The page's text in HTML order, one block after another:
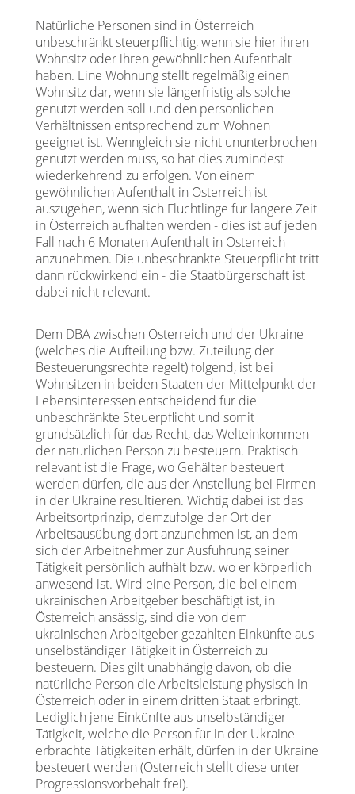
Natürliche Personen sind in Österreich
unbeschränkt steuerpflichtig, wenn sie hier ihren
Wohnsitz oder ihren gewöhnlichen Aufenthalt
haben. Eine Wohnung stellt regelmäßig einen
Wohnsitz dar, wenn sie längerfristig als solche
genutzt werden soll und den persönlichen
Verhältnissen entsprechend zum Wohnen
geeignet ist. Wenngleich sie nicht ununterbrochen
genutzt werden muss, so hat dies zumindest
wiederkehrend zu erfolgen. Von einem
gewöhnlichen Aufenthalt in Österreich ist
auszugehen, wenn sich Flüchtlinge für längere Zeit
in Österreich aufhalten werden - dies ist auf jeden
Fall nach 6 Monaten Aufenthalt in Österreich
anzunehmen. Die unbeschränkte Steuerpflicht tritt
dann rückwirkend ein - die Staatbürgerschaft ist
dabei nicht relevant.
Dem DBA zwischen Österreich und der Ukraine
(welches die Aufteilung bzw. Zuteilung der
Besteuerungsrechte regelt) folgend, ist bei
Wohnsitzen in beiden Staaten der Mittelpunkt der
Lebensinteressen entscheidend für die
unbeschränkte Steuerpflicht und somit
grundsätzlich für das Recht, das Welteinkommen
der natürlichen Person zu besteuern. Praktisch
relevant ist die Frage, wo Gehälter besteuert
werden dürfen, die aus der Anstellung bei Firmen
in der Ukraine resultieren. Wichtig dabei ist das
Arbeitsortprinzip, demzufolge der Ort der
Arbeitsausübung dort anzunehmen ist, an dem
sich der Arbeitnehmer zur Ausführung seiner
Tätigkeit persönlich aufhält bzw. wo er körperlich
anwesend ist. Wird eine Person, die bei einem
ukrainischen Arbeitgeber beschäftigt ist, in
Österreich ansässig, sind die von dem
ukrainischen Arbeitgeber gezahlten Einkünfte aus
unselbständiger Tätigkeit in Österreich zu
besteuern. Dies gilt unabhängig davon, ob die
natürliche Person die Arbeitsleistung physisch in
Österreich oder in einem dritten Staat erbringt.
Lediglich jene Einkünfte aus unselbständiger
Tätigkeit, welche die Person für in der Ukraine
erbrachte Tätigkeiten erhält, dürfen in der Ukraine
besteuert werden (Österreich stellt diese unter
Progressionsvorbehalt frei).